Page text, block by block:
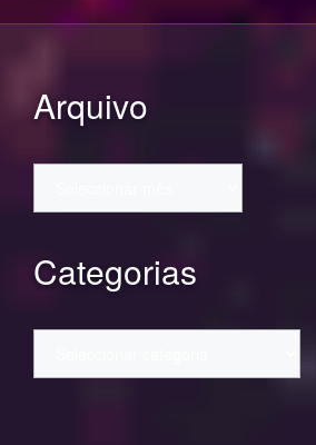
Arquivo
Categorias